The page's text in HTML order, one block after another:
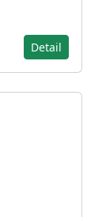
Detail